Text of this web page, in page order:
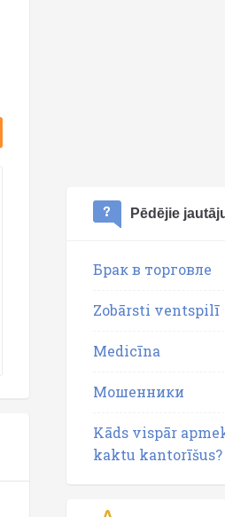
Pēdējie
Брак в торговле
Zobārsti ventspilī
Medicīna
Мошенники
Kāds vispār
kaktu kantorīšus?